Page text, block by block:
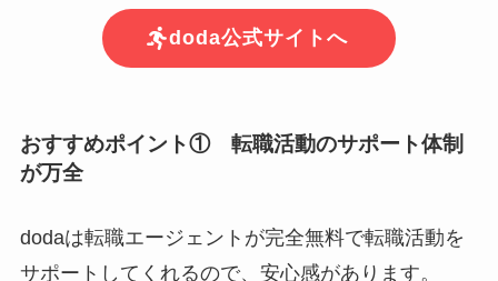
doda公式サイトへ
おすすめポイント① 転職活動のサポート体制
が万全
dodaは転職エージェントが完全無料で転職活動を
サポートしてくれるので、安心感があります。